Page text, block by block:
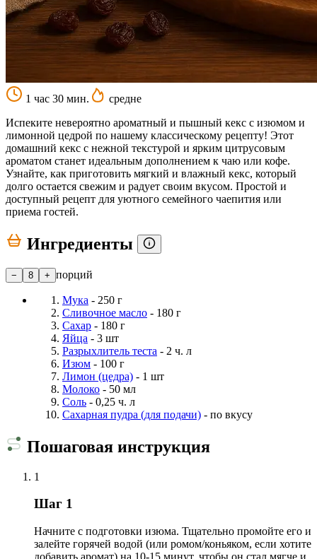
1 час 30 мин.
средне
Испеките невероятно ароматный и пышный кекс с изюмом и
лимонной цедрой по нашему классическому рецепту! Этот
домашний кекс с нежной текстурой и ярким цитрусовым
ароматом станет идеальным дополнением к чаю или кофе.
Узнайте, как приготовить мягкий и влажный кекс, который
долго остается свежим и радует своим вкусом. Простой и
доступный рецепт для уютного семейного чаепития или
приема гостей.
Ингредиенты
− 8 + порций
Мука - 250 г
Сливочное масло - 180 г
Сахар - 180 г
Яйца - 3 шт
Разрыхлитель теста - 2 ч. л
Изюм - 100 г
Лимон (цедра) - 1 шт
Молоко - 50 мл
Соль - 0,25 ч. л
Сахарная пудра (для подачи) - по вкусу
Пошаговая инструкция
1
Шаг 1
Начните с подготовки изюма. Тщательно промойте его и
залейте горячей водой (или ромом/коньяком, если хотите
добавить аромат) на 10-15 минут, чтобы он стал мягче и